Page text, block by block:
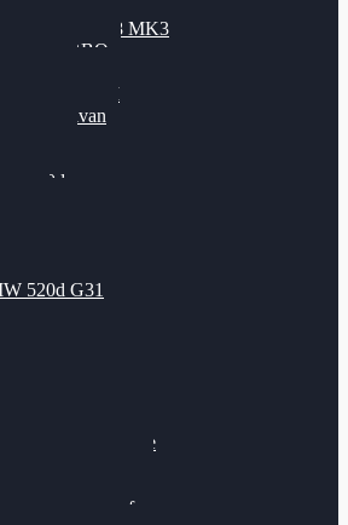
GT-R35 3.8 MK3
Passat 2.0TDI
T6 Multivan
120d
520d G31
Performance
Schüttorf